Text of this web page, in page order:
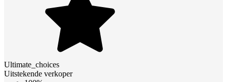
Ultimate_choices
Uitstekende verkoper